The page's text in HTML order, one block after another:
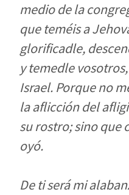
medio de la
que teméis a
glorificadle,
y temedle
Israel. Porque no
la aflicción del
su rostro; sino que
oyó.
De ti será mi